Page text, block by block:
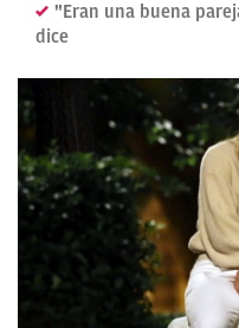
"Eran una buena
dice